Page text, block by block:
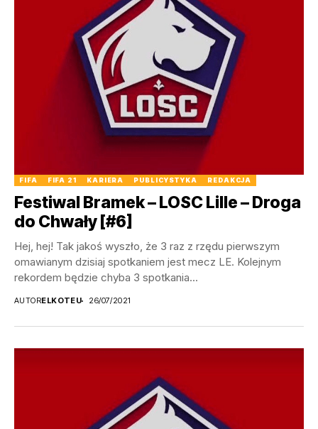
FIFA FIFA 21 KARIERA PUBLICYSTYKA REDAKCJA
Festiwal Bramek – LOSC Lille – Droga
do Chwały [#6]
Hej, hej! Tak jakoś wyszło, że 3 raz z rzędu pierwszym
omawianym dzisiaj spotkaniem jest mecz LE. Kolejnym
rekordem będzie chyba 3 spotkania...
AUTORELKOTEU 26/07/2021